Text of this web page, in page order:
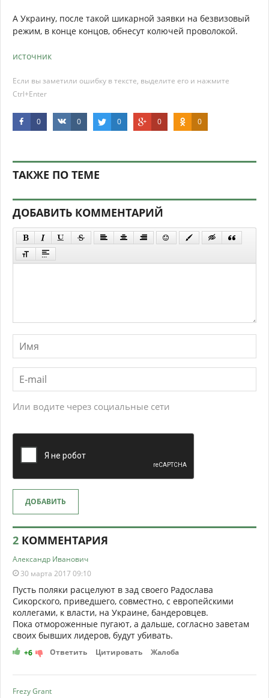
А Украину, после такой шикарной заявки на безвизовый
режим, в конце концов, обнесут колючей проволокой.
источник
Если вы заметили ошибку в тексте, выделите его и нажмите
Ctrl+Enter
0 0 0 0 0
ТАКЖЕ ПО ТЕМЕ
ДОБАВИТЬ КОММЕНТАРИЙ
Или водите через социальные сети
ДОБАВИТЬ
2 КОММЕНТАРИЯ
Александр Иванович
30 марта 2017 09:10
Пусть поляки расцелуют в зад своего Радослава
Сикорского, приведшего, совместно, с европейскими
коллегами, к власти, на Украине, бандеровцев.
Пока отмороженные пугают, а дальше, согласно заветам
своих бывших лидеров, будут убивать.
+6 Ответить Цитировать Жалоба
Frezy Grant